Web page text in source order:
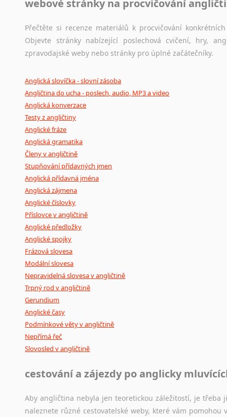
webové stránky na procvičování
Přečtěte si recenze materiálů k procvičování
Objevte stránky nabízející poslechová cvičení, hry,
zpravodajské weby nebo stránky pro úplné začátečníky.
Anglická slovíčka - slovní zásoba
Angličtina do ucha - poslech, audio, MP3 a video
Anglická konverzace
Testy z angličtiny
Anglické fráze
Anglická gramatika
Členy v angličtině
Stupňování přídavných jmen
Anglická přídavná jména
Anglická zájmena
Anglické číslovky
Příslovce v angličtině
Anglické předložky
Anglické spojky
Frázová slovesa
Modální slovesa
Nepravidelná slovesa v angličtině
Trpný rod v angličtině
Gerundium
Anglické časy
Podmínkové věty v angličtině
Nepřímá řeč
Slovosled v angličtině
cestování a zájezdy po anglicky
Aby angličtina nebyla jen teoretickou záležitostí, je
naleznete různé cestovatelské weby, které vám